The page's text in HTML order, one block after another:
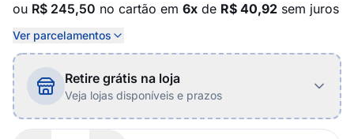
ou R$ 245,50 no cartão em 6x de R$ 40,92 sem juros
Ver parcelamentos
Retire grátis na loja
Veja lojas disponíveis e prazos